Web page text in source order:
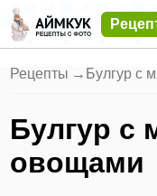
Рецепты → Булгур с
Булгур с
овощами